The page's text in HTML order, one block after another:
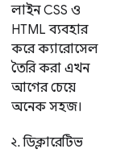
লাইন CSS ও
HTML ব্যবহার
করে ক্যারোসেল
তৈরি করা এখন
আগের চেয়ে
অনেক সহজ।
২. ডিক্লারেটিভ